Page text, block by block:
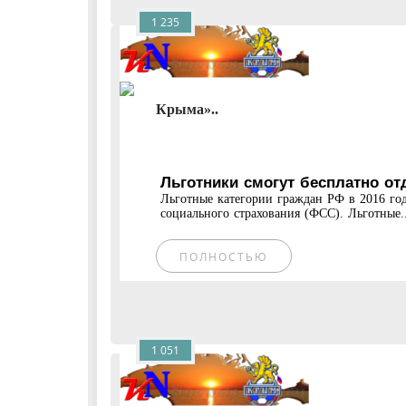
Крыма»..
Льготники смогут бесплатно
Льготные категории граждан РФ в 2016
социального страхования (ФСС).
ПОЛНОСТЬЮ
1 235
1 051